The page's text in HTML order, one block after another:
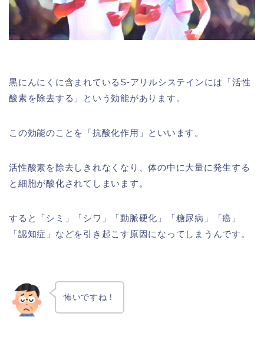
黒にんにくに含まれているS-アリルシステインには「活性
酸素を除去する」という効能があります。
この効能のことを「抗酸化作用」といいます。
活性酸素を除去しきれなくなり、体の中に大量に発生する
と細胞が酸化されてしまいます。
すると「シミ」「シワ」「動脈硬化」「糖尿病」「癌」
「認知症」などを引き起こす原因になってしまうんです。
怖いですね！